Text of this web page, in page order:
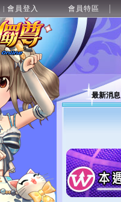
| 會員登入 會員特區
最新消息